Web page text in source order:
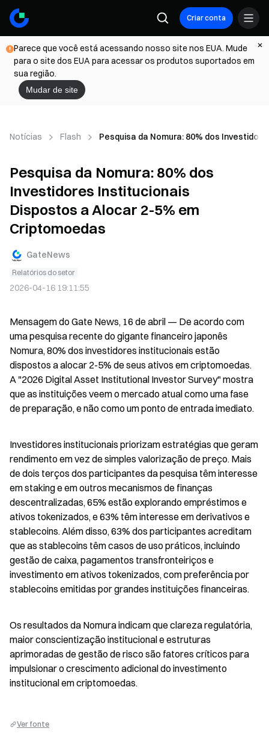
Criar conta
Parece que você está acessando nosso site nos EUA. Mude
para o site dos EUA para acessar os produtos suportados em
sua região.
Mudar de site
Notícias Flash Pesquisa da Nomura: 80% dos
Pesquisa da Nomura: 80% dos
Investidores Institucionais
Dispostos a Alocar 2-5% em
Criptomoedas
GateNews
Relatórios do setor
2026-04-16 19:11:55
Mensagem do Gate News, 16 de abril — De acordo com
uma pesquisa recente do gigante financeiro japonês
Nomura, 80% dos investidores institucionais estão
dispostos a alocar 2-5% de seus ativos em criptomoedas.
A "2026 Digital Asset Institutional Investor Survey" mostra
que as instituições veem o mercado atual como uma fase
de preparação, e não como um ponto de entrada imediato.
Investidores institucionais priorizam estratégias que geram
rendimento em vez de simples valorização de preço. Mais
de dois terços dos participantes da pesquisa têm interesse
em staking e em outros mecanismos de finanças
descentralizadas, 65% estão explorando empréstimos e
ativos tokenizados, e 63% têm interesse em derivativos e
stablecoins. Além disso, 63% dos participantes acreditam
que as stablecoins têm casos de uso práticos, incluindo
gestão de caixa, pagamentos transfronteiriços e
investimento em ativos tokenizados, com preferência por
stablecoins emitidas por grandes instituições financeiras.
Os resultados da Nomura indicam que clareza regulatória,
maior conscientização institucional e estruturas
aprimoradas de gestão de risco são fatores críticos para
impulsionar o crescimento adicional do investimento
institucional em criptomoedas.
Ver fonte